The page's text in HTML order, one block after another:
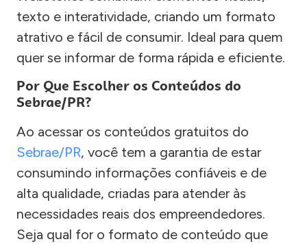
texto e interatividade, criando um formato
atrativo e fácil de consumir. Ideal para quem
quer se informar de forma rápida e eficiente.
Por Que Escolher os Conteúdos do
Sebrae/PR?
Ao acessar os conteúdos gratuitos do
Sebrae/PR, você tem a garantia de estar
consumindo informações confiáveis e de
alta qualidade, criadas para atender às
necessidades reais dos empreendedores.
Seja qual for o formato de conteúdo que